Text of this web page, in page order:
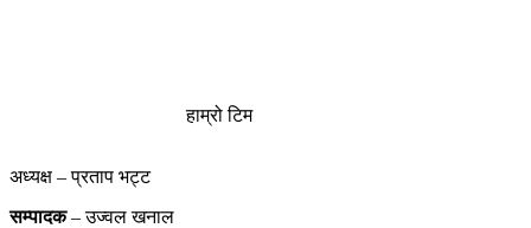
हाम्रो टिम
अध्यक्ष – प्रताप भट्ट
सम्पादक– उज्वल खनाल